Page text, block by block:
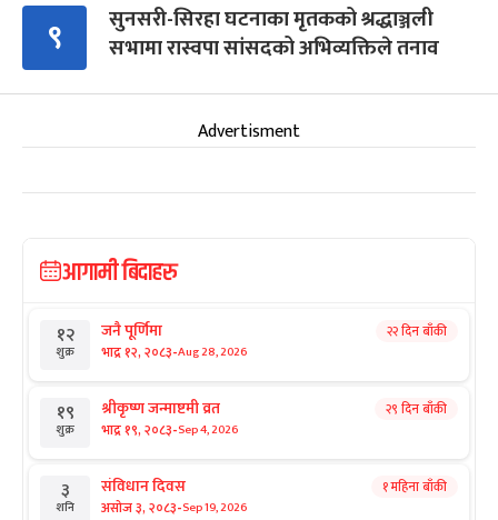
९
सुनसरी-सिरहा घटनाका मृतकको श्रद्धाञ्जली
सभामा रास्वपा सांसदको अभिव्यक्तिले तनाव
Advertisment
आगामी बिदाहरु
१२
शुक्र
जनै पूर्णिमा
भाद्र १२, २०८३-Aug 28, 2026
२२ दिन बाँकी
१९
शुक्र
श्रीकृष्ण जन्माष्टमी व्रत
भाद्र १९, २०८३-Sep 4, 2026
२९ दिन बाँकी
३
शनि
संविधान दिवस
असोज ३, २०८३-Sep 19, 2026
१ महिना बाँकी